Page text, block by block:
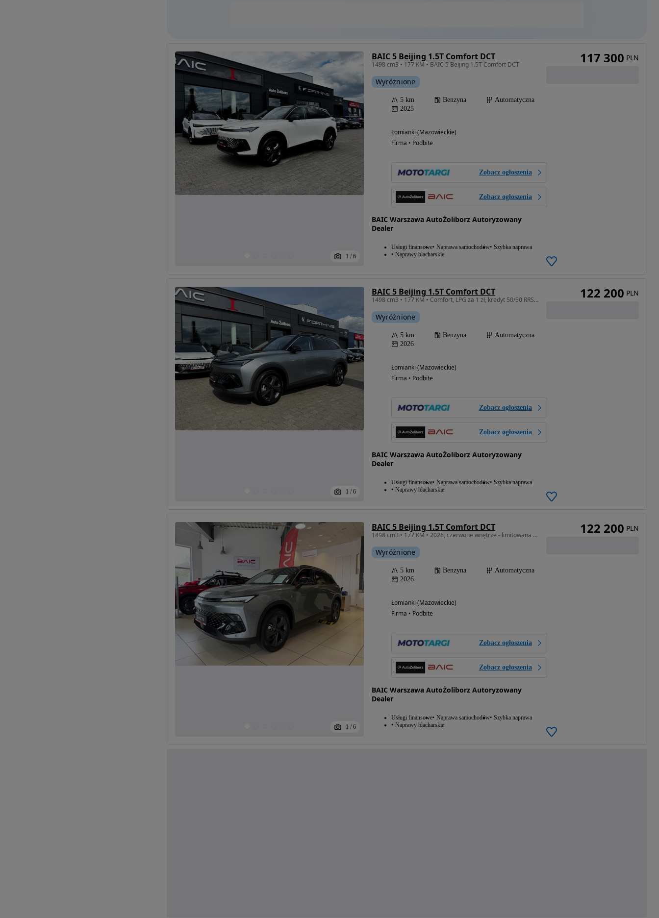
1 / 6
BAIC 5 Beijing 1.5T Comfort DCT
1498 cm3 • 177 KM • BAIC 5 Beijing 1.5T Comfort DCT
Wyróżnione
5 km Benzyna
Automatyczna
2025
Łomianki (Mazowieckie)
Firma • Podbite
Zobacz ogłoszenia
Zobacz ogłoszenia
BAIC Warszawa AutoŻoliborz Autoryzowany
Dealer
Usługi finansowe Naprawa samochodów Szybka naprawa
Naprawy blacharskie
117 300 PLN
1 / 6
BAIC 5 Beijing 1.5T Comfort DCT
1498 cm3 • 177 KM • Comfort, LPG za 1 zł, kredyt 50/50 RRSO 0%
Wyróżnione
5 km Benzyna
Automatyczna
2026
Łomianki (Mazowieckie)
Firma • Podbite
Zobacz ogłoszenia
Zobacz ogłoszenia
BAIC Warszawa AutoŻoliborz Autoryzowany
Dealer
Usługi finansowe Naprawa samochodów Szybka naprawa
Naprawy blacharskie
122 200 PLN
1 / 6
BAIC 5 Beijing 1.5T Comfort DCT
1498 cm3 • 177 KM • 2026, czerwone wnętrze - limitowana wersja
Wyróżnione
5 km Benzyna
Automatyczna
2026
Łomianki (Mazowieckie)
Firma • Podbite
Zobacz ogłoszenia
Zobacz ogłoszenia
BAIC Warszawa AutoŻoliborz Autoryzowany
Dealer
Usługi finansowe Naprawa samochodów Szybka naprawa
Naprawy blacharskie
122 200 PLN